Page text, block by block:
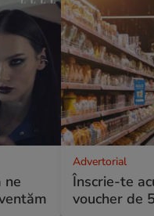
ne
Advertorial
Înscrie-te
voucher de